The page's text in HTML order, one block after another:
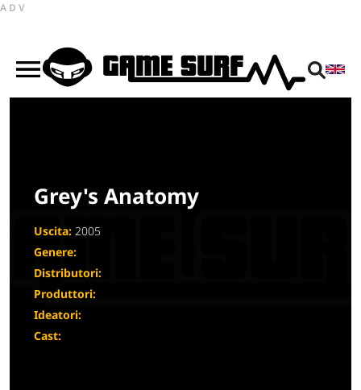
ADV
Grey's Anatomy
Uscita: 2005
Genere:
Distributori:
Produttori:
Ideatori:
Cast: